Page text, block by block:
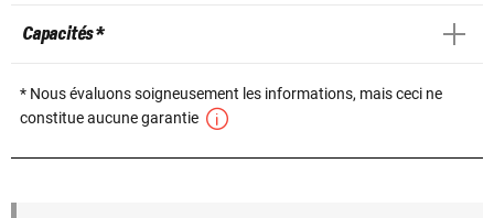
Capacités *
* Nous évaluons soigneusement les informations, mais ceci ne
constitue aucune garantie